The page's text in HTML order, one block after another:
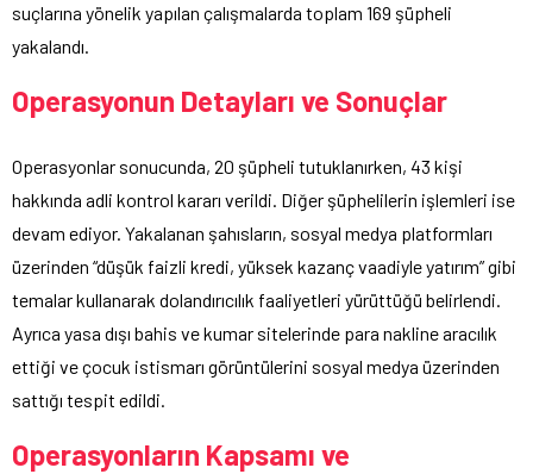
suçlarına yönelik yapılan çalışmalarda toplam 169 şüpheli
yakalandı.
Operasyonun Detayları ve Sonuçlar
Operasyonlar sonucunda, 20 şüpheli tutuklanırken, 43 kişi
hakkında adli kontrol kararı verildi. Diğer şüphelilerin işlemleri ise
devam ediyor. Yakalanan şahısların, sosyal medya platformları
üzerinden “düşük faizli kredi, yüksek kazanç vaadiyle yatırım” gibi
temalar kullanarak dolandırıcılık faaliyetleri yürüttüğü belirlendi.
Ayrıca yasa dışı bahis ve kumar sitelerinde para nakline aracılık
ettiği ve çocuk istismarı görüntülerini sosyal medya üzerinden
sattığı tespit edildi.
Operasyonların Kapsamı ve